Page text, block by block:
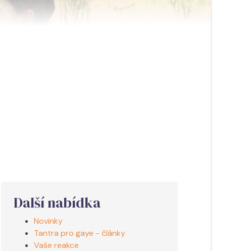
Další nabídka
Novinky
Tantra pro gaye - články
Vaše reakce